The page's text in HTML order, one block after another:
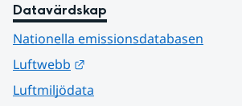
Datavärdskap
Nationella emissionsdatabasen
Luftwebb
Luftmiljödata